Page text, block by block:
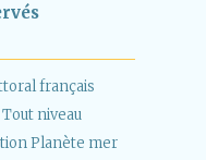
français
Tout niveau
Planète mer